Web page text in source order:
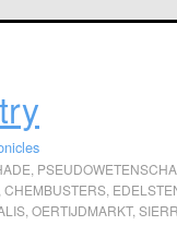
CHEMBUSTERS
OERTIJDMARKT,